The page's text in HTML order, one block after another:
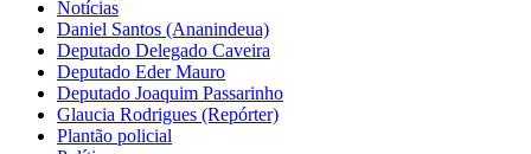
Notícias
Daniel Santos (Ananindeua)
Deputado Delegado Caveira
Deputado Eder Mauro
Deputado Joaquim Passarinho
Glaucia Rodrigues (Repórter)
Plantão policial